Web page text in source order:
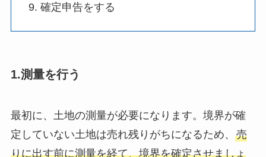
確定申告をする
1.測量を行う
最初に、土地の測量が必要になります。境界が確
定していない土地は売れ残りがちになるため、 売
りに出す前に測量を経て、境界を確定させましょ